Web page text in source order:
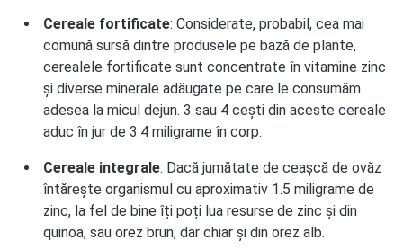
Cereale fortificate: Considerate, probabil, cea mai
comună sursă dintre produsele pe bază de plante,
cerealele fortificate sunt concentrate în vitamine zinc
și diverse minerale adăugate pe care le consumăm
adesea la micul dejun. 3 sau 4 cești din aceste cereale
aduc în jur de 3.4 miligrame în corp.
Cereale integrale: Dacă jumătate de ceașcă de ovăz
întărește organismul cu aproximativ 1.5 miligrame de
zinc, la fel de bine îți poți lua resurse de zinc și din
quinoa, sau orez brun, dar chiar și din orez alb.